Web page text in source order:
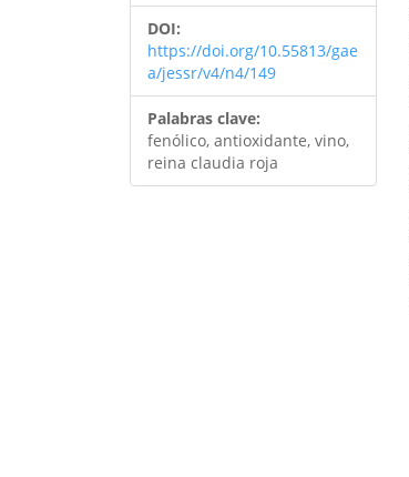
DOI:
https://doi.org/10.55813/gae
a/jessr/v4/n4/149
Palabras clave:
fenólico, antioxidante, vino,
reina claudia roja